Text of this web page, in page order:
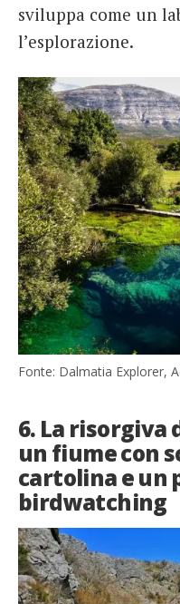
sviluppa come un
l’esplorazione.
Fonte: Dalmatia Explorer,
6. La
un fiume con
cartolina e un
birdwatching